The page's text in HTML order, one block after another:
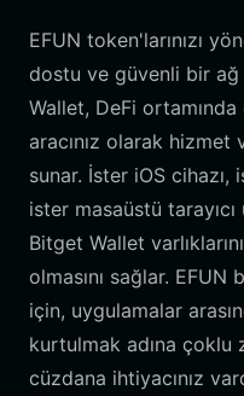
EFUN token'larınızı
dostu ve güvenli bir
Wallet, DeFi
aracınız olarak hizmet
sunar. İster iOS cihazı,
ister masaüstü tarayıcı
Bitget Wallet
olmasını sağlar. EFUN
için, uygulamalar
kurtulmak adına
cüzdana ihtiyacınız